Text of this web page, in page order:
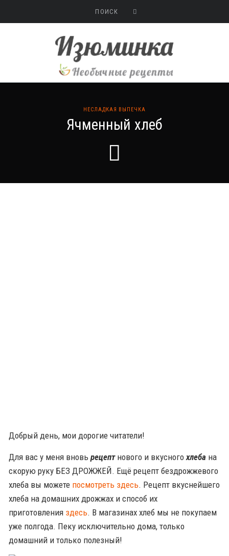
НЕСЛАДКАЯ ВЫПЕЧКА
Ячменный хлеб
Добрый день, мои дорогие читатели!
Для вас у меня вновь рецептнового и вкусного хлеба на
скорую руку БЕЗ ДРОЖЖЕЙ. Ещё рецепт бездрожжевого
хлеба вы можете посмотреть здесь. Рецепт вкуснейшего
хлеба на домашних дрожжах и способ их
приготовления здесь. В магазинах хлеб мы не покупаем
уже полгода. Пеку исключительно дома, только
домашний и только полезный!